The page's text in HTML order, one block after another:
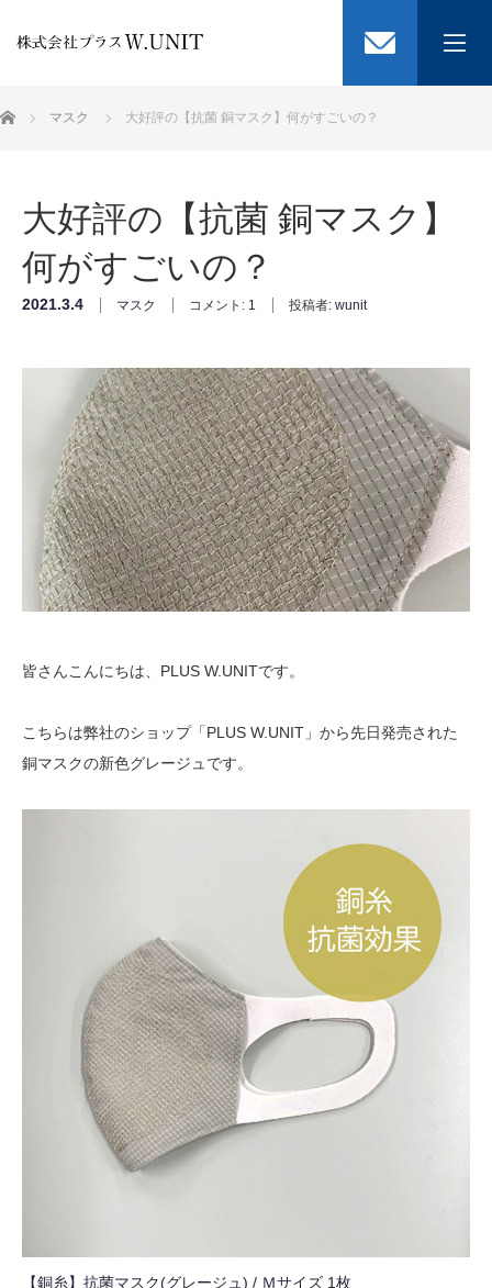
選ばれる3つの理由
ブログ
会社概要
ホーム マスク 大好評の【抗菌 銅マスク】何がすごいの？
大好評の【抗菌 銅マスク】
何がすごいの？
2021.3.4 マスク コメント: 1 投稿者: wunit
皆さんこんにちは、PLUS W.UNITです。
こちらは弊社のショップ「PLUS W.UNIT」から先日発売された
銅マスクの新色グレージュです。
【銅糸】抗菌マスク(グレージュ) / Ｍサイズ 1枚